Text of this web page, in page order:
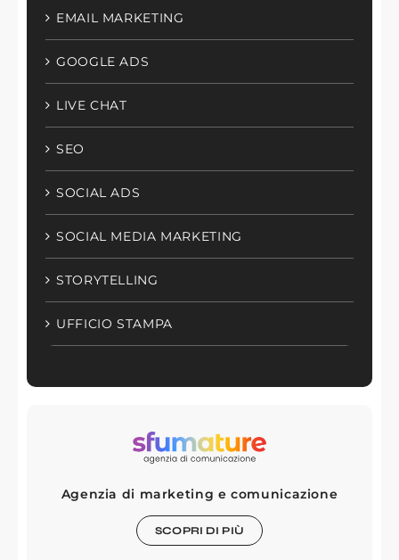
EMAIL MARKETING
GOOGLE ADS
LIVE CHAT
SEO
SOCIAL ADS
SOCIAL MEDIA MARKETING
STORYTELLING
UFFICIO STAMPA
Agenzia di marketing e comunicazione
SCOPRI DI PIÙ